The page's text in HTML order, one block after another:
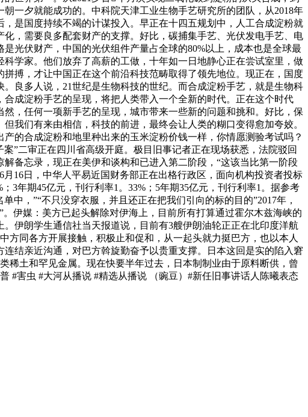
一夕就能成功的。中科院天津工业生物手艺研究所的团队，从2018年
是国度持续不竭的计谋投入。早正在十四五规划中，人工合成淀粉就
，需要良多配套财产的支撑。好比，碳捕集手艺、光伏发电手艺、电
光伏财产，中国的光伏组件产量占全球的80%以上，成本也是全球最
学家。他们放弃了高薪的工做，十年如一日地静心正在尝试室里，做
搏，才让中国正在这个前沿科技范畴取得了领先地位。现正在，国度
良多人说，21世纪是生物科技的世纪。而合成淀粉手艺，就是生物科
成淀粉手艺的呈现，将把人类带入一个全新的时代。正在这个时代
，任何一项新手艺的呈现，城市带来一些新的问题和挑和。好比，保
我们有来由相信，科技的前进，最终会让人类的糊口变得愈加夸姣。
的合成淀粉和地里种出来的玉米淀粉价钱一样，你情愿测验考试吗？
”二审正在四川省高级开庭。极目旧事记者正在现场获悉，法院驳回
备忘录，现正在美伊和谈构和已进入第二阶段，“这该当比第一阶段
16日，中华人平易近国财务部正在出格行政区，面向机构投资者投标
3年期45亿元，刊行利率1。33%；5年期35亿元，刊行利率1。据参考
中，”“不只没穿衣服，并且还正在把我们引向的标的目的”2017年，
伊媒：美方已起头解除对伊海上，目前所有打算通过霍尔木兹海峡的
伊朗学生通信社当天报道说，目前有3艘伊朗油轮正正在北印度洋航
同各方开展接触，积极止和促和，从一起头就力挺巴方，也以本人
结亲近沟通，对巴方斡旋勤奋予以贵重支撑。日本这回是实的陷入窘
稀土和罕见金属。现在快要半年过去，日本制制业由于原料断供，曾
#害虫 #大河从播说 #精选从播说 （豌豆）#新任旧事讲话人陈曦表态